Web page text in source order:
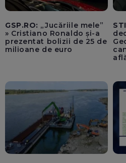
GSP.RO: „Jucăriile mele”
» Cristiano Ronaldo și-a
prezentat bolizii de 25 de
milioane de euro